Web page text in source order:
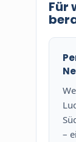
Für
–